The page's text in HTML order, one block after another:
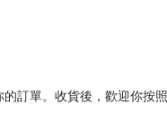
訂單。收貨後，歡迎你按照